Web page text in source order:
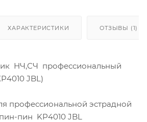
ХАРАКТЕРИСТИКИ ОТЗЫВЫ (1)
НЧ,СЧ профессиональный
JBL)
профессиональной эстрадной
пин KP4010 JBL